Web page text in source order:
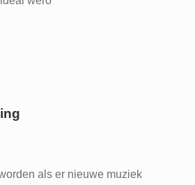
als er nieuwe muziek